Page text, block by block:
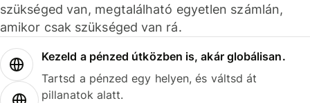
szükséged van, megtalálható egyetlen számlán,
amikor csak szükséged van rá.
Kezeld a pénzed útközben is, akár globálisan.
Tartsd a pénzed egy helyen, és váltsd át
pillanatok alatt.